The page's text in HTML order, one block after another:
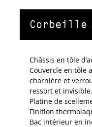
Corbeille
Châssis en tôle
Couvercle en tôle
charnière et
ressort et invisible.
Platine de
Finition
Bac intérieur en